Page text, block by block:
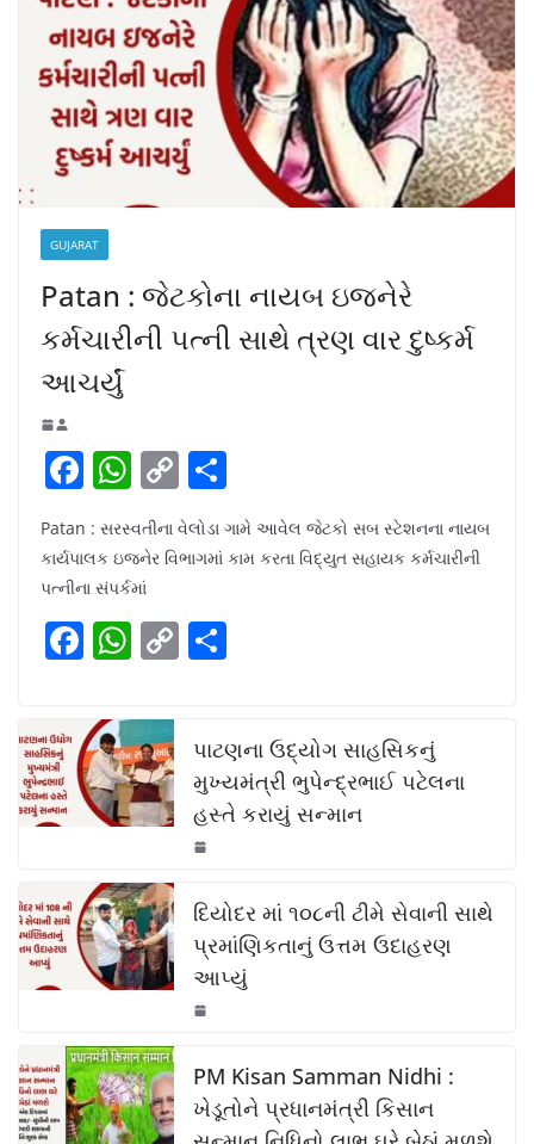
GUJARAT
Patan : જેટકોના નાયબ ઇજનેરે
કર્મચારીની પત્ની સાથે ત્રણ વાર દુષ્કર્મ
આચર્યું
F
c
e
b
o
k
W
h
at
s
A
p
C
o
p
Li
n
h
ar
Patan : સરસ્વતીના વેલોડા ગામે આવેલ જેટકો સબ સ્ટેશનના નાયબ
કાર્યપાલક ઇજનેર વિભાગમાં કામ કરતા વિદ્યુત સહાયક કર્મચારીની
પત્નીના સંપર્કમાં
F
c
e
b
o
o
k
W
at
s
A
p
p
C
y
Li
n
k
e
પાટણના ઉદ્યોગ સાહસિકનું
મુખ્યમંત્રી ભુપેન્દ્રભાઈ પટેલના
હસ્તે કરાયું સન્માન
દિયોદર માં ૧૦૮ની ટીમે સેવાની સાથે
પ્રમાંણિકતાનું ઉત્તમ ઉદાહરણ
આપ્યું
PM Kisan Samman Nidhi :
ખેડૂતોને પ્રધાનમંત્રી કિસાન